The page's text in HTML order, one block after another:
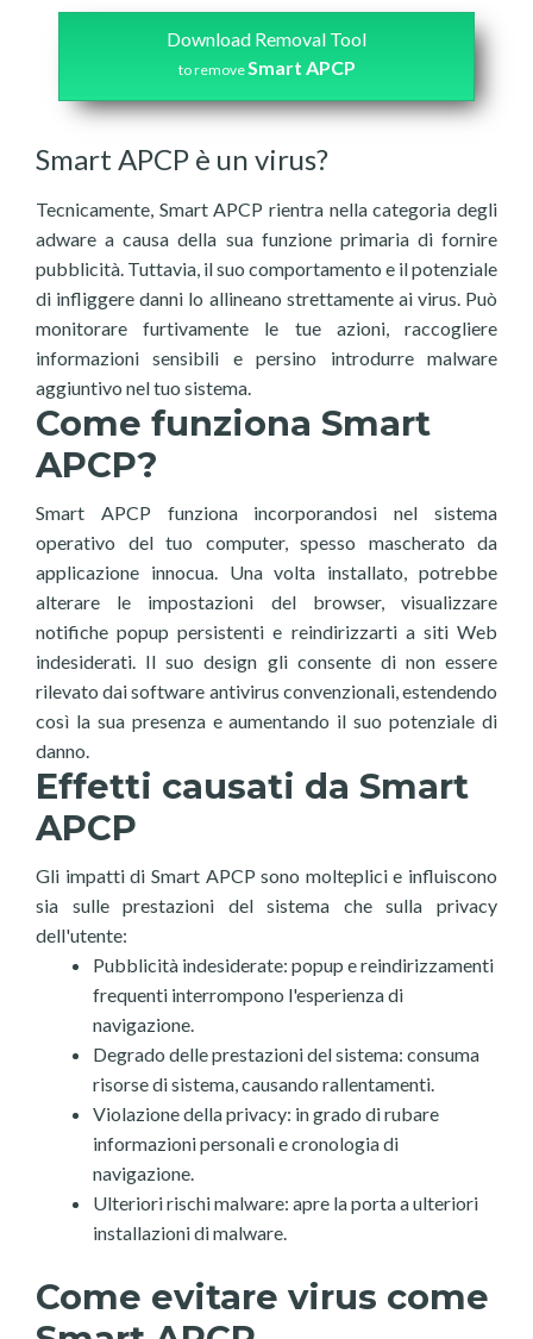
Download Removal Tool
to removeSmart APCP
Smart APCP è un virus?
Tecnicamente, Smart APCP rientra nella categoria degli
adware a causa della sua funzione primaria di fornire
pubblicità. Tuttavia, il suo comportamento e il potenziale
di infliggere danni lo allineano strettamente ai virus. Può
monitorare furtivamente le tue azioni, raccogliere
informazioni sensibili e persino introdurre malware
aggiuntivo nel tuo sistema.
Come funziona Smart
APCP?
Smart APCP funziona incorporandosi nel sistema
operativo del tuo computer, spesso mascherato da
applicazione innocua. Una volta installato, potrebbe
alterare le impostazioni del browser, visualizzare
notifiche popup persistenti e reindirizzarti a siti Web
indesiderati. Il suo design gli consente di non essere
rilevato dai software antivirus convenzionali, estendendo
così la sua presenza e aumentando il suo potenziale di
danno.
Effetti causati da Smart
APCP
Gli impatti di Smart APCP sono molteplici e influiscono
sia sulle prestazioni del sistema che sulla privacy
dell'utente:
Pubblicità indesiderate: popup e reindirizzamenti
frequenti interrompono l'esperienza di
navigazione.
Degrado delle prestazioni del sistema: consuma
risorse di sistema, causando rallentamenti.
Violazione della privacy: in grado di rubare
informazioni personali e cronologia di
navigazione.
Ulteriori rischi malware: apre la porta a ulteriori
installazioni di malware.
Come evitare virus come